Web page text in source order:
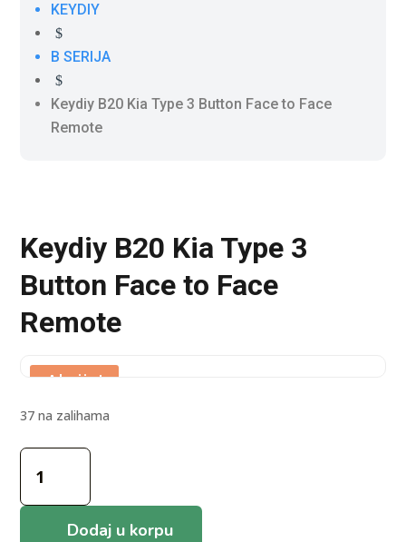
KEYDIY
$
B SERIJA
$
Keydiy B20 Kia Type 3 Button Face to Face
Remote
Keydiy B20 Kia Type 3
Button Face to Face
Remote
Akcija!
37 na zalihama
Keydiy
B20
Kia
Dodaj u korpu